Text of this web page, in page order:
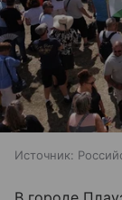
Источник: